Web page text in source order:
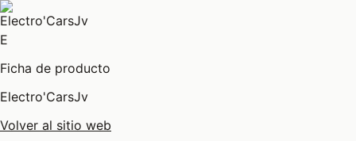
E
Ficha de producto
Electro'CarsJv
Volver al sitio web